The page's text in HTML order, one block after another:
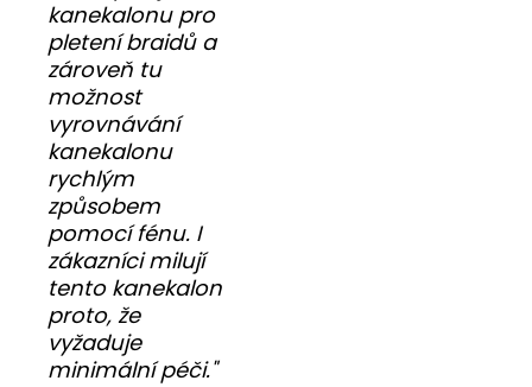
kanekalonu pro
pletení braidů a
zároveň tu
možnost
vyrovnávání
kanekalonu
rychlým
způsobem
pomocí fénu. I
zákazníci milují
tento kanekalon
proto, že
vyžaduje
minimální péči."